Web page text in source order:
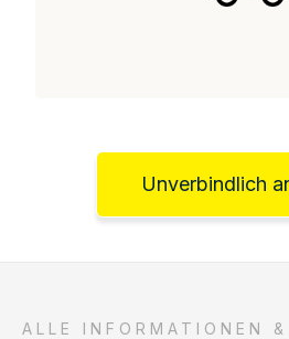
Unverbindlich
ALLE INFORMATIONEN